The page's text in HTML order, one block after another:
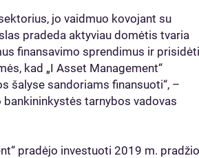
jo vaidmuo kovojant su
pradeda aktyviau domėtis tvaria
finansavimo sprendimus ir prisidėti
kad „I Asset Management“
šalyse sandoriams finansuoti“, –
bankininkystės tarnybos vadovas
pradėjo investuoti 2019 m.